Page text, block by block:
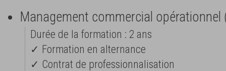
Management commercial opérationnel
Durée de la formation : 2 ans
✓ Formation en alternance
✓ Contrat de professionnalisation